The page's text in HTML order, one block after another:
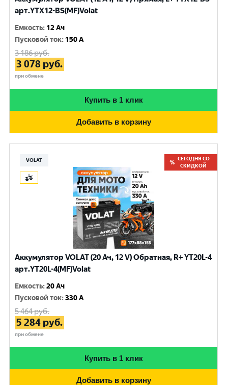
арт.YTX12-BS(MF)Volat
Емкость: 12 Ач
Пусковой ток: 150 A
3 186руб.
3 078 руб.
при обмене
Купить в 1 клик
Добавить в корзину
VOLAT
СЕГОДНЯ СО
СКИДКОЙ
Аккумулятор VOLAT (20 Ач, 12 V) Обратная, R+ YT20L-4
арт.YT20L-4(MF)Volat
Емкость:20 Ач
Пусковой ток:330 A
5 464руб.
5 284 руб.
при обмене
Купить в 1 клик
Добавить в корзину